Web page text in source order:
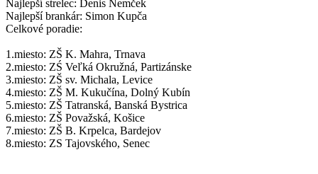
Najlepší strelec: Denis Nemček
Najlepší brankár: Simon Kupča
Celkové poradie:
1.miesto: ZŠ K. Mahra, Trnava
2.miesto: ZŚ Veľká Okružná, Partizánske
3.miesto: ZŠ sv. Michala, Levice
4.miesto: ZŠ M. Kukučína, Dolný Kubín
5.miesto: ZŠ Tatranská, Banská Bystrica
6.miesto: ZŠ Považská, Košice
7.miesto: ZŠ B. Krpelca, Bardejov
8.miesto: ZS Tajovského, Senec